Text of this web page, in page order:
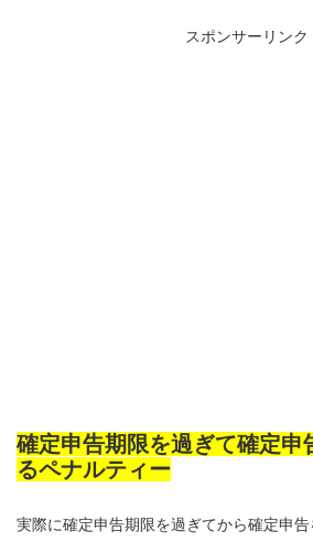
スポンサーリンク
確定申告期限を過ぎて確定申
るペナルティー
実際に確定申告期限を過ぎてから確定申